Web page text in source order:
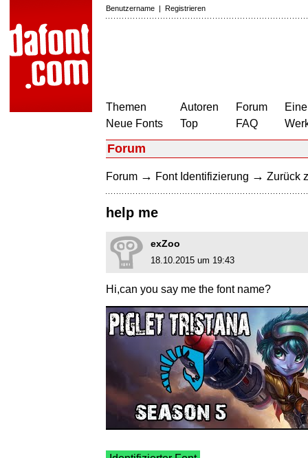
Benutzername | Registrieren
Themen
Neue Fonts
Autoren
Top
Forum
FAQ
Forum
Forum → Font Identifizierung → Zurück
help me
exZoo
18.10.2015 um 19:43
Hi,can you say me the font name?